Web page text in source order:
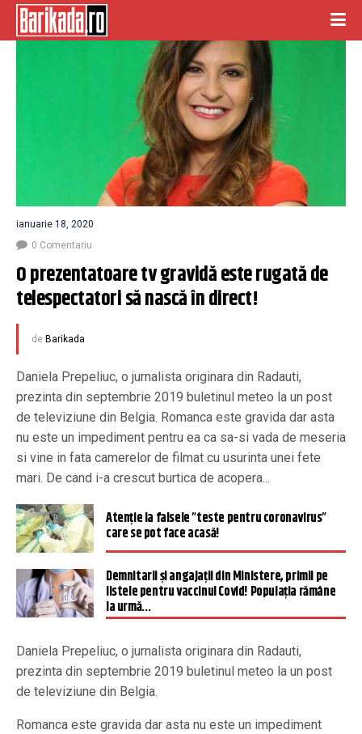
ianuarie 18, 2020
0 Comentariu
O prezentatoare tv gravidă este rugată de
telespectatori să nască în direct!
de Barikada
Daniela Prepeliuc, o jurnalista originara din Radauti,
prezinta din septembrie 2019 buletinul meteo la un post
de televiziune din Belgia. Romanca este gravida dar asta
nu este un impediment pentru ea ca sa-si vada de meseria
si vine in fata camerelor de filmat cu usurinta unei fete
mari. De cand i-a crescut burtica de acopera...
Atenție la falsele ”teste pentru coronavirus”
care se pot face acasă!
Demnitarii și angajații din Ministere, primii pe
listele pentru vaccinul Covid! Populația rămâne
la urmă…
Daniela Prepeliuc, o jurnalista originara din Radauti,
prezinta din septembrie 2019 buletinul meteo la un post
de televiziune din Belgia.
Romanca este gravida dar asta nu este un impediment